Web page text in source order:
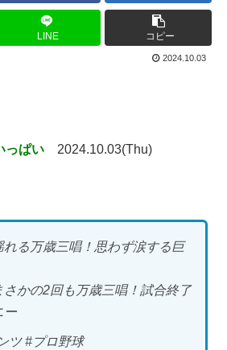
LINE コピー
2024.10.03
っぱい 2024.10.03(Thu)
れる万歳三唱！思わず涙する巨
さかの2回も万歳三唱！試合終了
ー
ツ #プロ野球